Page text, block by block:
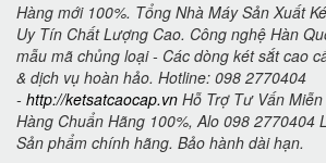
Hàng mới 100%. Tổng Nhà Máy Sản Xuất
Uy Tín Chất Lượng Cao. Công nghệ Hàn
mẫu mã chủng loại - Các dòng két sắt cao
& dịch vụ hoàn hảo. Hotline: 098 2770404
- http://ketsatcaocap.vn Hỗ Trợ Tư Vấn
Hàng Chuẩn Hãng 100%, Alo 098 2770404
Sản phẩm chính hãng. Bảo hành dài hạn.